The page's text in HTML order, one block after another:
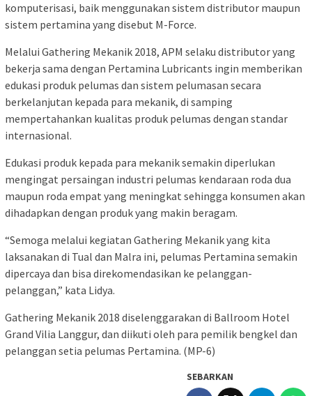
komputerisasi, baik menggunakan sistem distributor maupun
sistem pertamina yang disebut M-Force.
Melalui Gathering Mekanik 2018, APM selaku distributor yang
bekerja sama dengan Pertamina Lubricants ingin memberikan
edukasi produk pelumas dan sistem pelumasan secara
berkelanjutan kepada para mekanik, di samping
mempertahankan kualitas produk pelumas dengan standar
internasional.
Edukasi produk kepada para mekanik semakin diperlukan
mengingat persaingan industri pelumas kendaraan roda dua
maupun roda empat yang meningkat sehingga konsumen akan
dihadapkan dengan produk yang makin beragam.
“Semoga melalui kegiatan Gathering Mekanik yang kita
laksanakan di Tual dan Malra ini, pelumas Pertamina semakin
dipercaya dan bisa direkomendasikan ke pelanggan-
pelanggan,” kata Lidya.
Gathering Mekanik 2018 diselenggarakan di Ballroom Hotel
Grand Vilia Langgur, dan diikuti oleh para pemilik bengkel dan
pelanggan setia pelumas Pertamina. (MP-6)
SEBARKAN